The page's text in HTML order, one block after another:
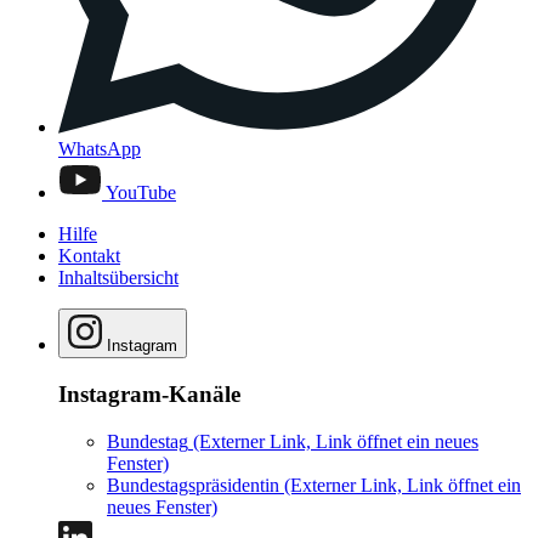
WhatsApp
YouTube
Hilfe
Kontakt
Inhaltsübersicht
Instagram
Instagram-Kanäle
Bundestag (Externer Link, Link öffnet ein neues
Fenster)
Bundestagspräsidentin (Externer Link, Link öffnet ein
neues Fenster)